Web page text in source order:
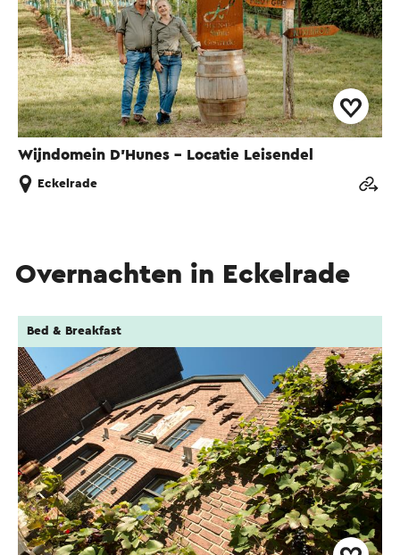
Wijndomein D'Hunes - Locatie Leisendel
Eckelrade
Overnachten in Eckelrade
Bed & Breakfast